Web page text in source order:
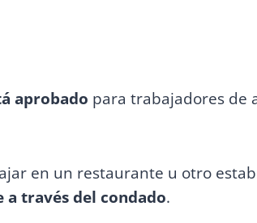
aprobado para trabajadores de
en un restaurante u otro
través del condado.